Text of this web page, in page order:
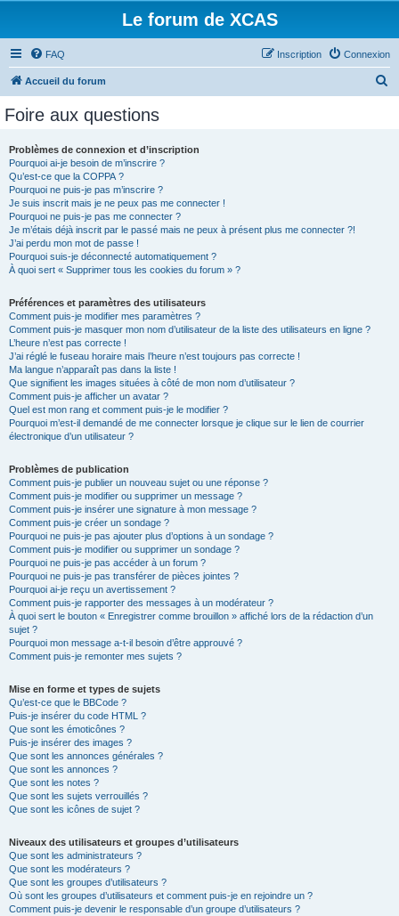
Le forum de XCAS
FAQ Connexion
Inscription
Accueil du forum
Foire aux questions
Problèmes de connexion et d’inscription
Pourquoi ai-je besoin de m’inscrire ?
Qu’est-ce que la COPPA ?
Pourquoi ne puis-je pas m’inscrire ?
Je suis inscrit mais je ne peux pas me connecter !
Pourquoi ne puis-je pas me connecter ?
Je m’étais déjà inscrit par le passé mais ne peux à présent plus me connecter ?!
J’ai perdu mon mot de passe !
Pourquoi suis-je déconnecté automatiquement ?
À quoi sert « Supprimer tous les cookies du forum » ?
Préférences et paramètres des utilisateurs
Comment puis-je modifier mes paramètres ?
Comment puis-je masquer mon nom d’utilisateur de la liste des utilisateurs en ligne ?
L’heure n’est pas correcte !
J’ai réglé le fuseau horaire mais l’heure n’est toujours pas correcte !
Ma langue n’apparaît pas dans la liste !
Que signifient les images situées à côté de mon nom d’utilisateur ?
Comment puis-je afficher un avatar ?
Quel est mon rang et comment puis-je le modifier ?
Pourquoi m’est-il demandé de me connecter lorsque je clique sur le lien de courrier
électronique d’un utilisateur ?
Problèmes de publication
Comment puis-je publier un nouveau sujet ou une réponse ?
Comment puis-je modifier ou supprimer un message ?
Comment puis-je insérer une signature à mon message ?
Comment puis-je créer un sondage ?
Pourquoi ne puis-je pas ajouter plus d’options à un sondage ?
Comment puis-je modifier ou supprimer un sondage ?
Pourquoi ne puis-je pas accéder à un forum ?
Pourquoi ne puis-je pas transférer de pièces jointes ?
Pourquoi ai-je reçu un avertissement ?
Comment puis-je rapporter des messages à un modérateur ?
À quoi sert le bouton « Enregistrer comme brouillon » affiché lors de la rédaction d’un
sujet ?
Pourquoi mon message a-t-il besoin d’être approuvé ?
Comment puis-je remonter mes sujets ?
Mise en forme et types de sujets
Qu’est-ce que le BBCode ?
Puis-je insérer du code HTML ?
Que sont les émoticônes ?
Puis-je insérer des images ?
Que sont les annonces générales ?
Que sont les annonces ?
Que sont les notes ?
Que sont les sujets verrouillés ?
Que sont les icônes de sujet ?
Niveaux des utilisateurs et groupes d’utilisateurs
Que sont les administrateurs ?
Que sont les modérateurs ?
Que sont les groupes d’utilisateurs ?
Où sont les groupes d’utilisateurs et comment puis-je en rejoindre un ?
Comment puis-je devenir le responsable d’un groupe d’utilisateurs ?